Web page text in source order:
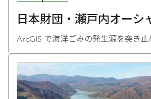
日本財団・瀬戸内オーシ
ArcGIS で海洋ごみの発生源を突き止